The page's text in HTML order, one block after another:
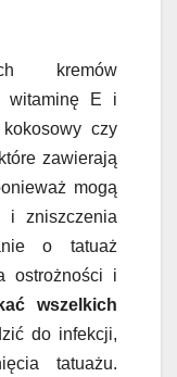
kremów
witaminę E i
czy
zawierają
mogą
i zniszczenia
o tatuaż
ostrożności i
wszelkich
do infekcji,
tatuażu.